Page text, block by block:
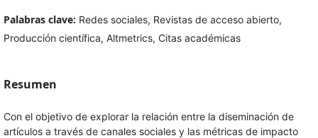
Palabras clave: Redes sociales, Revistas de acceso abierto,
Producción científica, Altmetrics, Citas académicas
Resumen
Con el objetivo de explorar la relación entre la diseminación de
artículos a través de canales sociales y las métricas de impacto